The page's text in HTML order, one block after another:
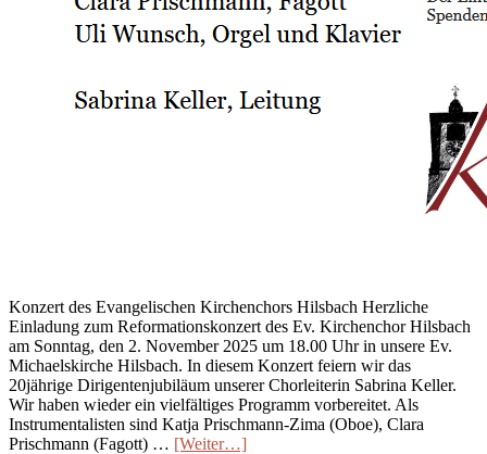
Konzert des Evangelischen Kirchenchors Hilsbach Herzliche
Einladung zum Reformationskonzert des Ev. Kirchenchor Hilsbach
am Sonntag, den 2. November 2025 um 18.00 Uhr in unsere Ev.
Michaelskirche Hilsbach. In diesem Konzert feiern wir das
20jährige Dirigentenjubiläum unserer Chorleiterin Sabrina Keller.
Wir haben wieder ein vielfältiges Programm vorbereitet. Als
Instrumentalisten sind Katja Prischmann-Zima (Oboe), Clara
Prischmann (Fagott) … [Weiter…]